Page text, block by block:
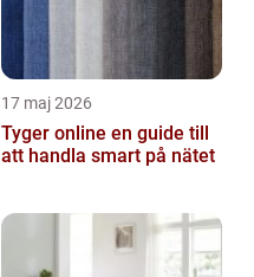
17 maj 2026
Tyger online en guide till
att handla smart på nätet